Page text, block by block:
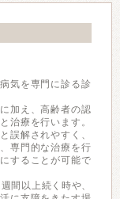
気を専門に診る診
加え、高齢者の認
治療を行います。
誤解されやすく、
専門的な治療を行
することが可能で
間以上続く時や、